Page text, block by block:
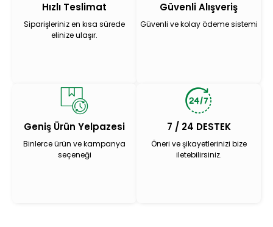
Hızlı Teslimat
Siparişleriniz en kısa sürede
elinize ulaşır.
Güvenli Alışveriş
Güvenli ve kolay ödeme sistemi
Geniş Ürün Yelpazesi
Binlerce ürün ve kampanya
seçeneği
7 / 24 DESTEK
Öneri ve şikayetlerinizi bize
iletebilirsiniz.